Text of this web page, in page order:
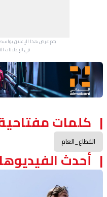
في الإعلانات
Advertisement Section
كلمات
القطاع_العام
أحدث